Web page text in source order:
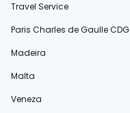
Travel Service
Paris Charles de Gaulle CDG
Madeira
Malta
Veneza